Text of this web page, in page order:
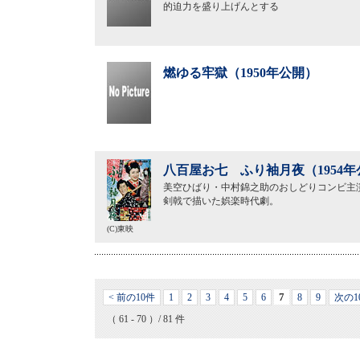
的迫力を盛り上げんとする
燃ゆる牢獄（1950年公開）
八百屋お七 ふり袖月夜（1954年
美空ひばり・中村錦之助のおしどりコンビ
剣戟で描いた娯楽時代劇。
(C)東映
< 前の10件 1 2 3 4 5 6 7 8 9
次の
（ 61 - 70 ）/ 81 件